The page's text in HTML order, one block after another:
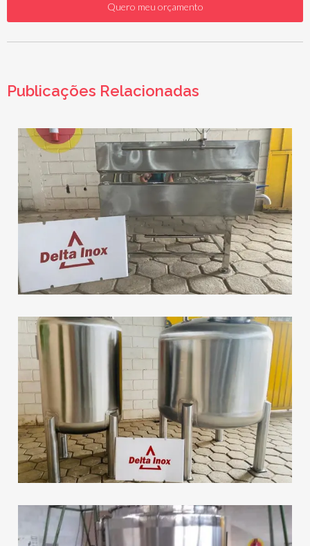
Quero meu orçamento
Publicações Relacionadas